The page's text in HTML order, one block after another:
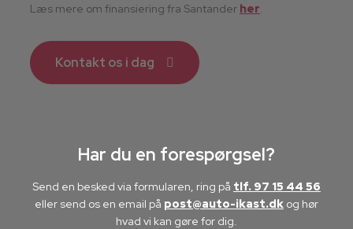
Læs mere om finansiering fra Santander her
Kontakt os i dag
Har du en forespørgsel?
Send en besked via formularen, ring på tlf. 97 15 44 56
eller send os en email på post@auto-ikast.dk ​ og hør
hvad vi kan gøre for dig.